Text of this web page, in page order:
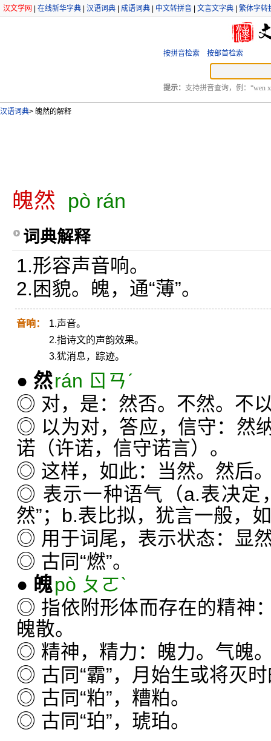
汉文学网 在线新华字典 汉语词典 成语词典 中文转拼音 文言文字典 繁体字转
按拼音检索 按部首检索
提示： 支持拼音查询，例：“wen
汉语词典> 魄然的解释
魄然 pò rán
词典解释
1.形容声音响。
2.困貌。魄，通“薄”。
音响：
1.声音。
2.指诗文的声韵效果。
3.犹消息，踪迹。
● 然rán ㄖㄢˊ
◎ 对，是：然否。不然。不
◎ 以为对，答应，信守：然
诺（许诺，信守诺言）。
◎ 这样，如此：当然。然后
◎ 表示一种语气（a.表决定
然”；b.表比拟，犹言一般，
◎ 用于词尾，表示状态：显
◎ 古同“燃”。
● 魄pò ㄆㄛˋ
◎ 指依附形体而存在的精神
魄散。
◎ 精神，精力：魄力。气魄
◎ 古同“霸”，月始生或将灭
◎ 古同“粕”，糟粕。
◎ 古同“珀”，琥珀。